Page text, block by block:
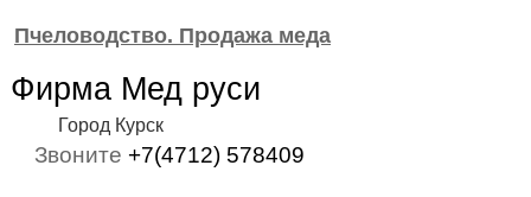
Пчеловодство. Продажа меда
Фирма Мед руси
Город Курск
Звоните +7(4712) 578409